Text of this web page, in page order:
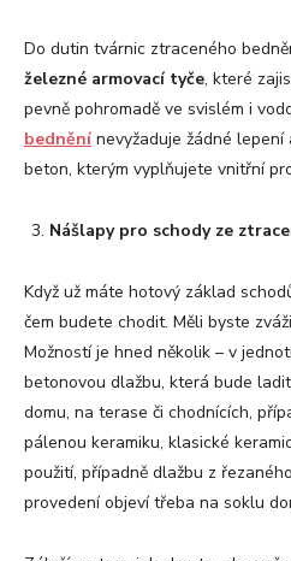
Do dutin tvárnic ztraceného
železné armovací tyče, které
pevně pohromadě ve svislém i
bedněnínevyžaduje žádné lepení
beton, kterým vyplňujete vnitřní
Nášlapy pro schody ze
Když už máte hotový základ
čem budete chodit. Měli byste
Možností je hned několik – v
betonovou dlažbu, která bude
domu, na terase či chodnících,
pálenou keramiku, klasické
použití, případně dlažbu z
provedení objeví třeba na soklu